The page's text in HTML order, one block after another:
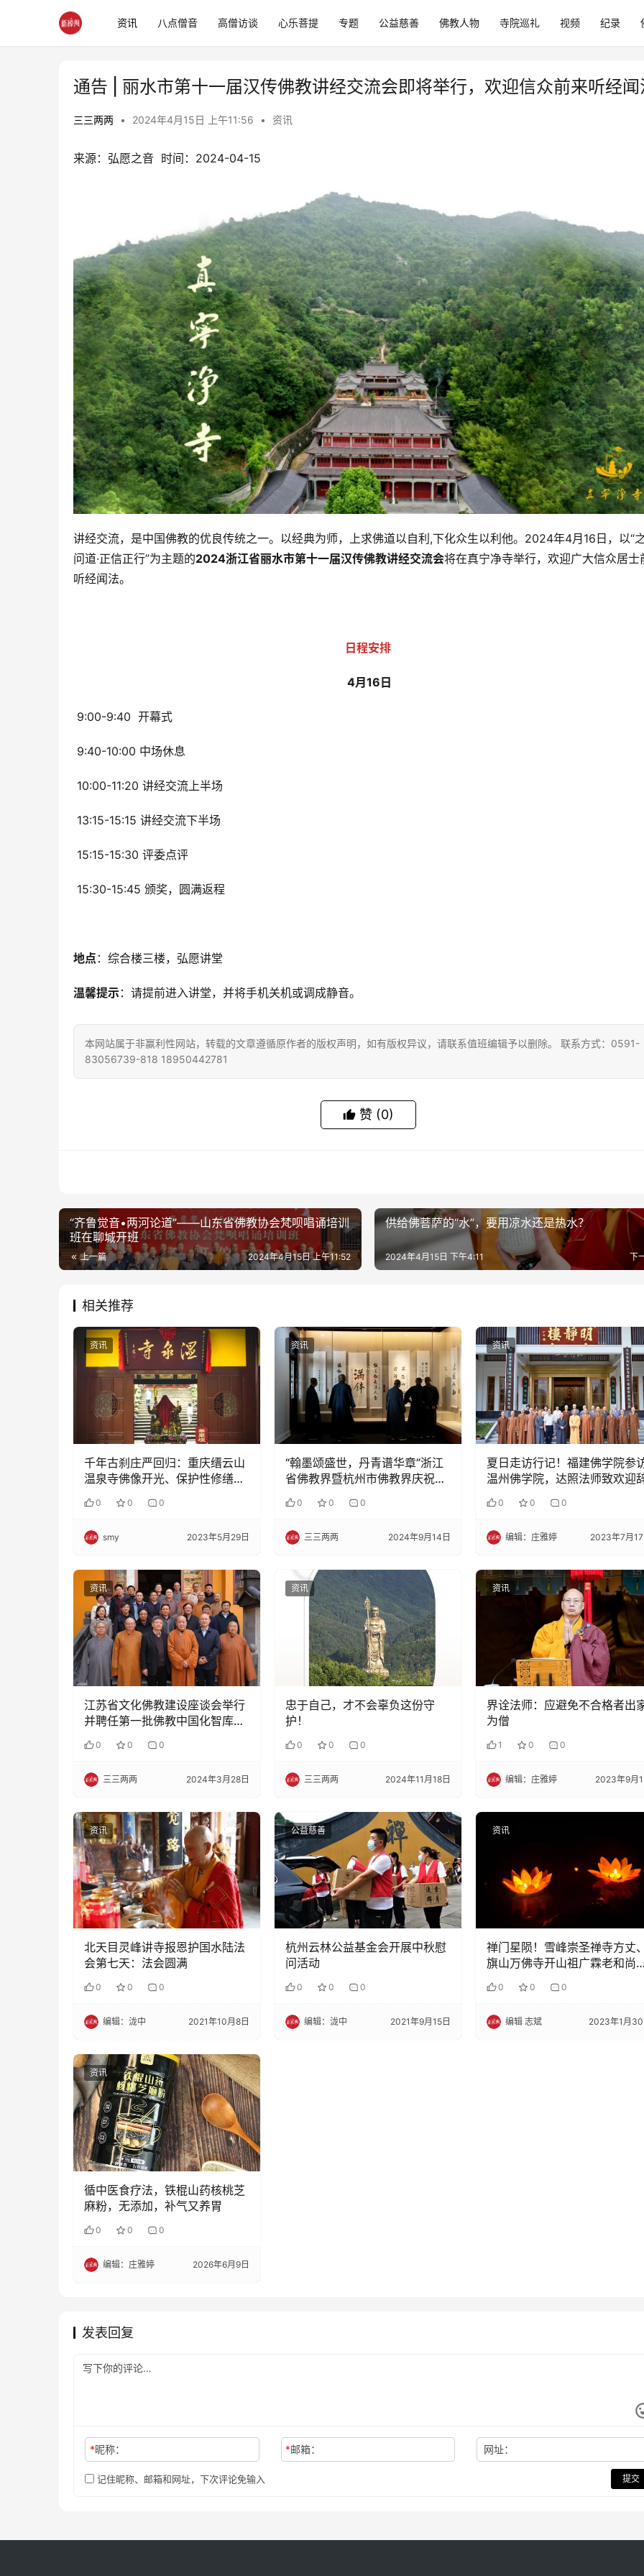
资讯 八点僧音 高僧访谈 心乐菩提 专题 公益慈善 佛教人物 寺院巡礼 视频 纪录
通告 | 丽水市第十一届汉传佛教讲经交流会即将举行，欢迎信众前来听经闻
三三两两 • 2024年4月15日 上午11:56 • 资讯
来源：弘愿之音  时间：2024-04-15
讲经交流，是中国佛教的优良传统之一。以经典为师，上求佛道以自利,下化众生以利他。2024年4月16日，以“
问道·正信正行”为主题的2024浙江省丽水市第十一届汉传佛教讲经交流会将在真宁净寺举行，欢迎广大信众居士
听经闻法。
日程安排
4月16日
9:00-9:40  开幕式
9:40-10:00 中场休息
10:00-11:20 讲经交流上半场
13:15-15:15 讲经交流下半场
15:15-15:30 评委点评
15:30-15:45 颁奖，圆满返程
地点 ：综合楼三楼，弘愿讲堂
温馨提示：请提前进入讲堂，并将手机关机或调成静音。
本网站属于非赢利性网站，转载的文章遵循原作者的版权声明，如有版权异议，请联系值班编辑予以删除。 联系方式：0591-
83056739-818 18950442781
赞 (0)
“齐鲁觉音•两河论道”——山东省佛教协会梵呗唱诵培训
班在聊城开班
上一篇 2024年4月15日 上午11:52
供给佛菩萨的“水”，要用凉水还是热水？
下
2024年4月15日 下午4:11
相关推荐
资讯
千年古刹庄严回归：重庆缙云山
温泉寺佛像开光、保护性修缮落
0 0 0
smy 2023年5月29日
资讯
“翰墨颂盛世，丹青谱华章”浙江
省佛教界暨杭州市佛教界庆祝新
画院美术馆开幕
0 0 0
三三两两 2024年9月14日
资讯
夏日走访行记！福建佛学院参
温州佛学院，达照法师致欢迎
0 0 0
编辑：庄雅婷 2023年7月
资讯
江苏省文化佛教建设座谈会举行
并聘任第一批佛教中国化智库专
家
0 0 0
三三两两 2024年3月28日
资讯
忠于自己，才不会辜负这份守
护！
0 0 0
三三两两 2024年11月18日
资讯
界诠法师：应避免不合格者出
为僧
1 0 0
编辑：庄雅婷 2023年9月
资讯
北天目灵峰讲寺报恩护国水陆法
会第七天：法会圆满
0 0 0
编辑：泷中 2021年10月8日
公益慈善
杭州云林公益基金会开展中秋慰
问活动
0 0 0
编辑：泷中 2021年9月15日
资讯
禅门星陨！雪峰崇圣禅寺方丈
旗山万佛寺开山祖广霖老和尚
详示寂
0 0 0
编辑 志斌 2023年1月
资讯
循中医食疗法，铁棍山药核桃芝
麻粉，无添加，补气又养胃
0 0 0
编辑：庄雅婷 2026年6月9日
发表回复
*昵称： *邮箱： 网址：
记住昵称、邮箱和网址，下次评论免输入 提交